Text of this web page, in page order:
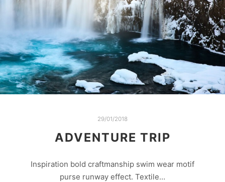
29/01/2018
ADVENTURE TRIP
Inspiration bold craftmanship swim wear motif
purse runway effect. Textile…